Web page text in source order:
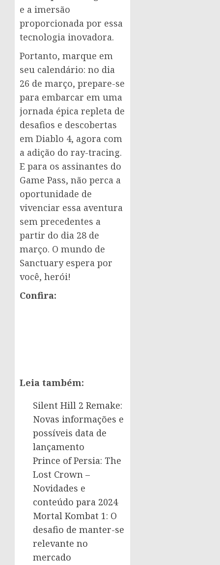
e a imersão
proporcionada por essa
tecnologia inovadora.
Portanto, marque em
seu calendário: no dia
26 de março, prepare-se
para embarcar em uma
jornada épica repleta de
desafios e descobertas
em Diablo 4, agora com
a adição do ray-tracing.
E para os assinantes do
Game Pass, não perca a
oportunidade de
vivenciar essa aventura
sem precedentes a
partir do dia 28 de
março. O mundo de
Sanctuary espera por
você, herói!
Confira:
Leia também:
Silent Hill 2 Remake:
Novas informações e
possíveis data de
lançamento
Prince of Persia: The
Lost Crown –
Novidades e
conteúdo para 2024
Mortal Kombat 1: O
desafio de manter-se
relevante no
mercado